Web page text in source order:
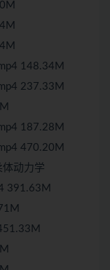
148.34M
237.33M
187.28M
470.20M
动力学
391.63M